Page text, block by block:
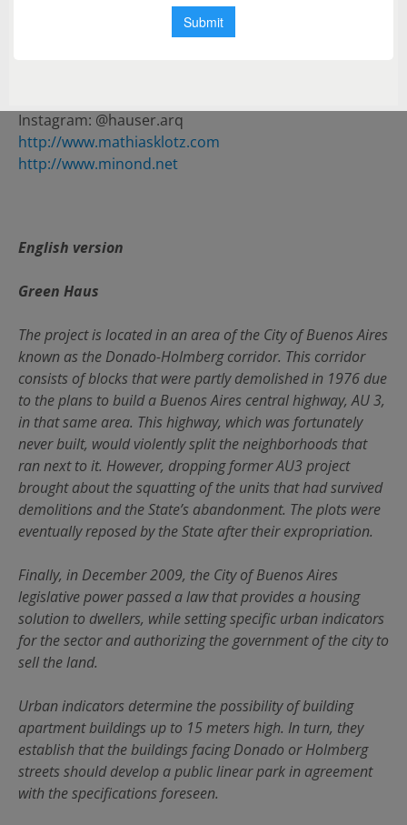
Fecha de finalizacion: 2014
Albano García
Instagram: @hauser.arq
http://www.mathiasklotz.com
http://www.minond.net
English version
Green Haus
The project is located in an area of the City of Buenos Aires
known as the Donado-Holmberg corridor. This corridor
consists of blocks that were partly demolished in 1976 due
to the plans to build a Buenos Aires central highway, AU 3,
in that same area. This highway, which was fortunately
never built, would violently split the neighborhoods that
ran next to it. However, dropping former AU3 project
brought about the squatting of the units that had survived
demolitions and the State’s abandonment. The plots were
eventually reposed by the State after their expropriation.
Finally, in December 2009, the City of Buenos Aires
legislative power passed a law that provides a housing
solution to dwellers, while setting specific urban indicators
for the sector and authorizing the government of the city to
sell the land.
Urban indicators determine the possibility of building
apartment buildings up to 15 meters high. In turn, they
establish that the buildings facing Donado or Holmberg
streets should develop a public linear park in agreement
with the specifications foreseen.